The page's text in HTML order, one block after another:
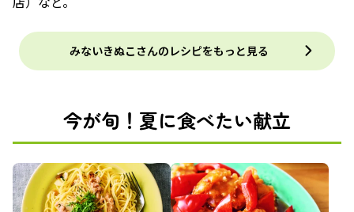
みないきぬこさんのレシピをもっと見る
今が旬！夏に食べたい献立